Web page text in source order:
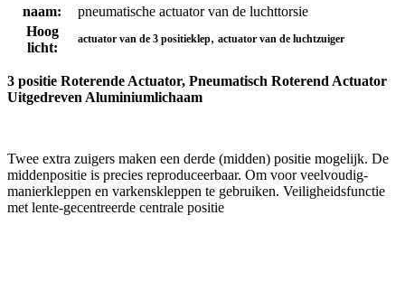
naam:
pneumatische actuator van de luchttorsie
Hoog
licht:
actuator van de 3 positieklep, actuator van de luchtzuiger
3 positie Roterende Actuator, Pneumatisch Roterend Actuator
Uitgedreven Aluminiumlichaam
Twee extra zuigers maken een derde (midden) positie mogelijk. De
middenpositie is precies reproduceerbaar. Om voor veelvoudig-
manierkleppen en varkenskleppen te gebruiken. Veiligheidsfunctie
met lente-gecentreerde centrale positie